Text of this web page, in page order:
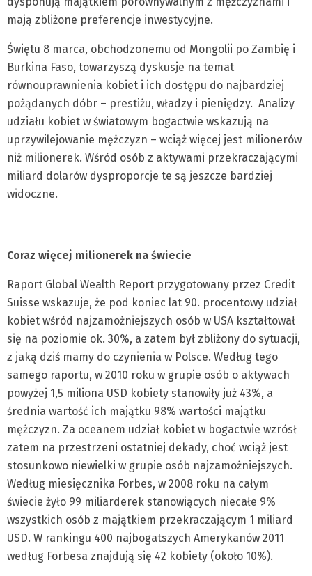
mają zbliżone preferencje inwestycyjne.
Świętu 8 marca, obchodzonemu od Mongolii po Zambię i
Burkina Faso, towarzyszą dyskusje na temat
równouprawnienia kobiet i ich dostępu do najbardziej
pożądanych dóbr – prestiżu, władzy i pieniędzy. Analizy
udziału kobiet w światowym bogactwie wskazują na
uprzywilejowanie mężczyzn – wciąż więcej jest milionerów
niż milionerek. Wśród osób z aktywami przekraczającymi
miliard dolarów dysproporcje te są jeszcze bardziej
widoczne.
Coraz więcej milionerek na świecie
Raport Global Wealth Report przygotowany przez Credit
Suisse wskazuje, że pod koniec lat 90. procentowy udział
kobiet wśród najzamożniejszych osób w USA kształtował
się na poziomie ok. 30%, a zatem był zbliżony do sytuacji,
z jaką dziś mamy do czynienia w Polsce. Według tego
samego raportu, w 2010 roku w grupie osób o aktywach
powyżej 1,5 miliona USD kobiety stanowiły już 43%, a
średnia wartość ich majątku 98% wartości majątku
mężczyzn. Za oceanem udział kobiet w bogactwie wzrósł
zatem na przestrzeni ostatniej dekady, choć wciąż jest
stosunkowo niewielki w grupie osób najzamożniejszych.
Według miesięcznika Forbes, w 2008 roku na całym
świecie żyło 99 miliarderek stanowiących niecałe 9%
wszystkich osób z majątkiem przekraczającym 1 miliard
USD. W rankingu 400 najbogatszych Amerykanów 2011
według Forbesa znajdują się 42 kobiety (około 10%).